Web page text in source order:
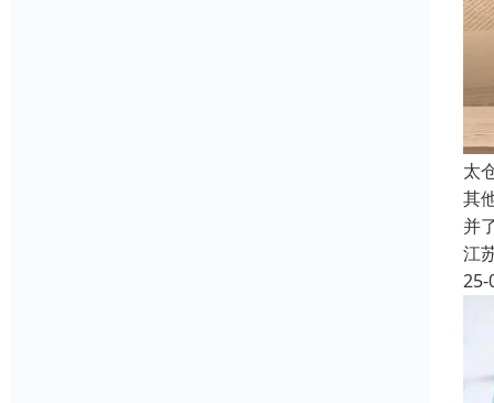
太
其
并
江
25-